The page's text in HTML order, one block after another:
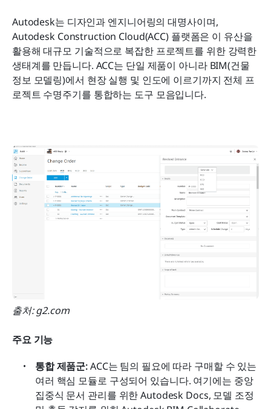
Autodesk는 디자인과 엔지니어링의 대명사이며,
Autodesk Construction Cloud(ACC) 플랫폼은 이 유산을
활용해 대규모 기술적으로 복잡한 프로젝트를 위한 강력한
생태계를 만듭니다. ACC는 단일 제품이 아니라 BIM(건물
정보 모델링)에서 현장 실행 및 인도에 이르기까지 전체 프
로젝트 수명주기를 통합하는 도구 모음입니다.
출처: g2.com
주요 기능
통합 제품군: ACC는 팀의 필요에 따라 구매할 수 있는
여러 핵심 모듈로 구성되어 있습니다. 여기에는 중앙
집중식 문서 관리를 위한 Autodesk Docs, 모델 조정